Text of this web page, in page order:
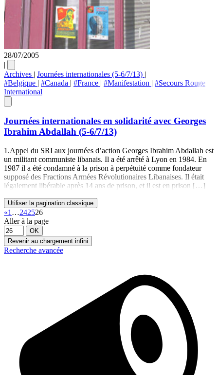
28/07/2005
|
Archives | Journées internationales (5-6/7/13) |
#Belgique | #Canada | #France | #Manifestation | #Secours Rouge
International
Journées internationales en solidarité avec Georges
Ibrahim Abdallah (5-6/7/13)
1.Appel du SRI aux journées d’action Georges Ibrahim Abdallah est
un militant communiste libanais. Il a été arrêté à Lyon en 1984. En
1987 il a été condamné à la prison à perpétuité comme fondateur
supposé des Fractions Armées Révolutionaires Libanaises. Il était
légalement libérable après 14 ans de prison, et il est en prison […]
Utiliser la pagination classique
«1 …242526
Aller à la page
OK
Revenir au chargement infini
Recherche avancée